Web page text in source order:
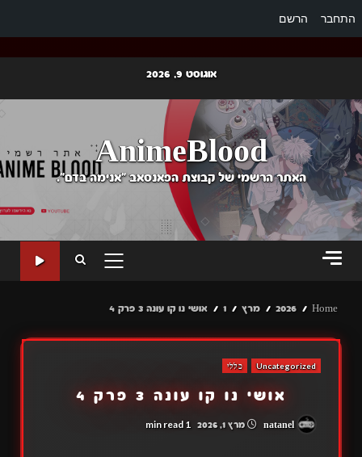
התחבר הרשם
content
אוגוסט 9, 2026
AnimeBlood
האתר הרשמי של קבוצת הפאנסאב "אנימה בדם".
PRIMARY
Home
2026 מרץ 1 אושי נו קו עונה 3 פרק 4
Uncategorized כללי
אושי נו קו עונה 3 פרק 4
מרץ 1, 2026 1 min read